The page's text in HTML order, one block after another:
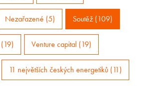
Nezařazené (5) Soutěž (109)
Venture capital (19)
11 největších českých energetiků (11)